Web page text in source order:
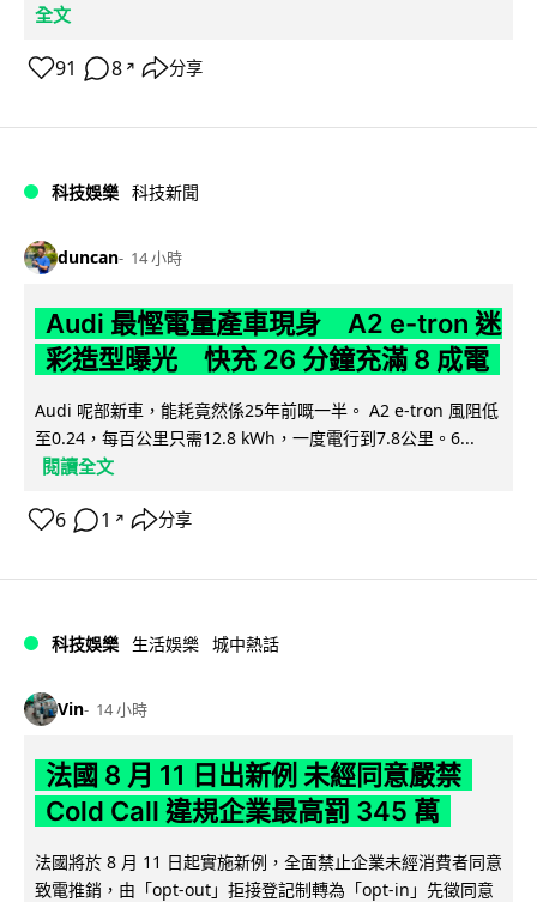
全文
91 8 ↗ 分享
科技娛樂 科技新聞
duncan 14 小時
Audi 最慳電量產車現身 A2 e-tron 迷
彩造型曝光 快充 26 分鐘充滿 8 成電
Audi 呢部新車，能耗竟然係25年前嘅一半。 A2 e-tron 風阻低
至0.24，每百公里只需12.8 kWh，一度電行到7.8公里。6...
閱讀全文
6 1 ↗ 分享
科技娛樂 生活娛樂 城中熱話
Vin 14 小時
法國 8 月 11 日出新例 未經同意嚴禁
Cold Call 違規企業最高罰 345 萬
法國將於 8 月 11 日起實施新例，全面禁止企業未經消費者同意
致電推銷，由「opt-out」拒接登記制轉為「opt-in」先徵同意